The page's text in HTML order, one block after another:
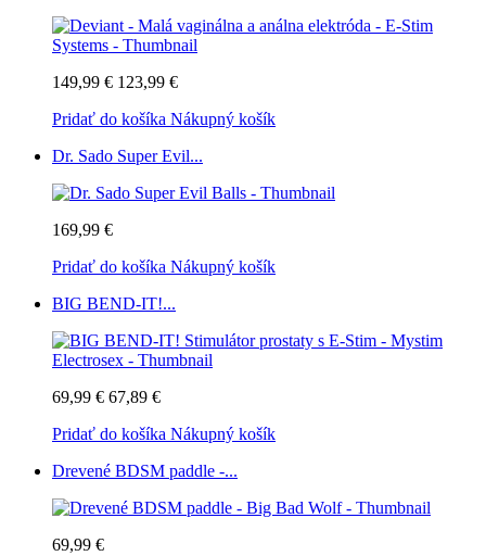
149,99 € 123,99 €
Pridať do košíka Nákupný košík
Dr. Sado Super Evil...
169,99 €
Pridať do košíka Nákupný košík
BIG BEND-IT!...
69,99 € 67,89 €
Pridať do košíka Nákupný košík
Drevené BDSM paddle -...
69,99 €